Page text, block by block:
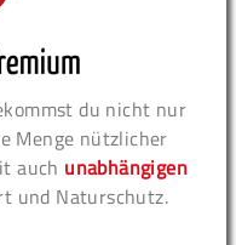
du nicht nur
Menge nützlicher
auch unabhängigen
und Naturschutz.